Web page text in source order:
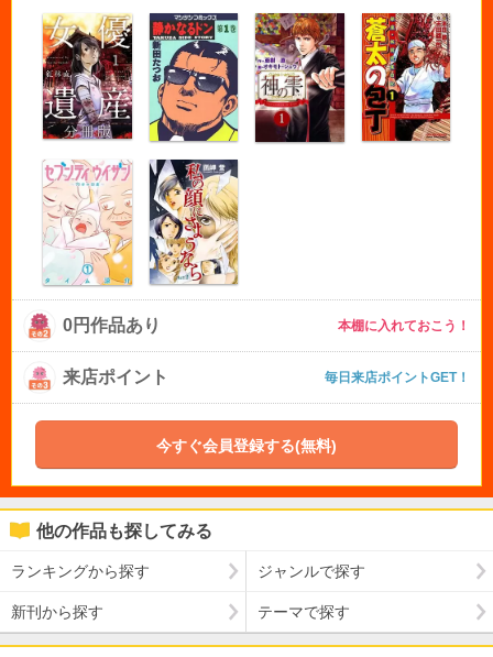
0円作品あり 本棚に入れておこう！
来店ポイント 毎日来店ポイントGET！
今すぐ会員登録する(無料)
他の作品も探してみる
ランキングから探す ジャンルで探す
新刊から探す テーマで探す